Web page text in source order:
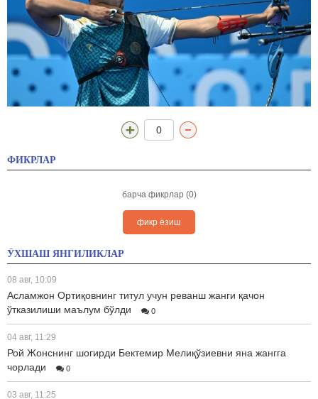
0
ФИКРЛАР
барча фикрлар (0)
фикр ёзиш
ЎХШАШ ЯНГИЛИКЛАР
08 авг, 10:09
Асламжон Ортиқовнинг титул учун реванш жанги қачон
ўтказилиши маълум бўлди
0
04 авг, 11:29
Рой Жонснинг шогирди Бектемир Мелиқўзиевни яна жангга
чорлади
0
03 авг, 11:25